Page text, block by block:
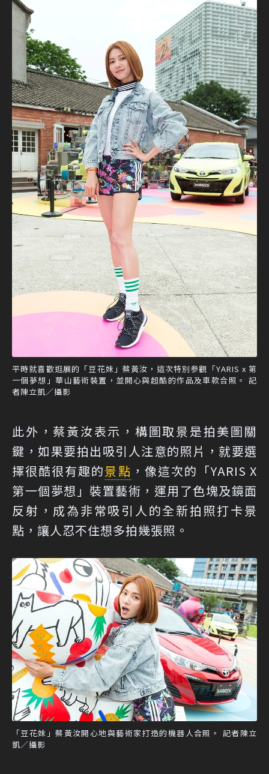
平時就喜歡逛展的「豆花妹」蔡黃汝，這次特別参觀「YARIS x 第
一個夢想」華山藝術裝置，並開心與超酷的作品及車款合照。 記
者陳立凱／攝影
此外，蔡黃汝表示，構圖取景是拍美圖關
鍵，如果要拍出吸引人注意的照片，就要選
擇很酷很有趣的景點 ，像這次的「YARIS X
第一個夢想」裝置藝術，運用了色塊及鏡面
反射，成為非常吸引人的全新拍照打卡景
點，讓人忍不住想多拍幾張照。
「豆花妹」蔡黃汝開心地與藝術家打造的機器人合照。 記者陳立
凱／攝影